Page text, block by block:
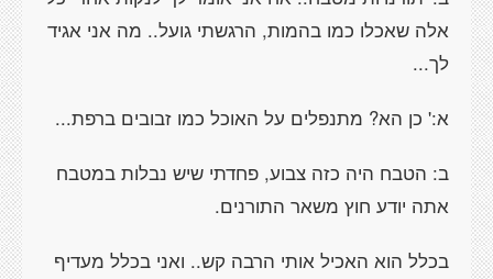
אלה שאכלו כמו בהמות, הרגשתי גועל.. מה אני אגיד
לך...
א:' כן הא? מתנפלים על האוכל כמו זבובים ברפת...
ב: הטבח היה כזה צבוע, פחדתי שיש נבלות במטבח
אתה יודע חוץ משאר התורנים.
בכלל הוא האכיל אותי הרבה קש.. ואני בכלל מעדיף